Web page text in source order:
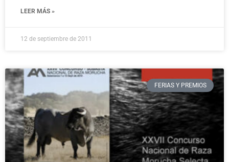
LEER MÁS »
12 de septiembre de 2011
FERIAS Y PREMIOS